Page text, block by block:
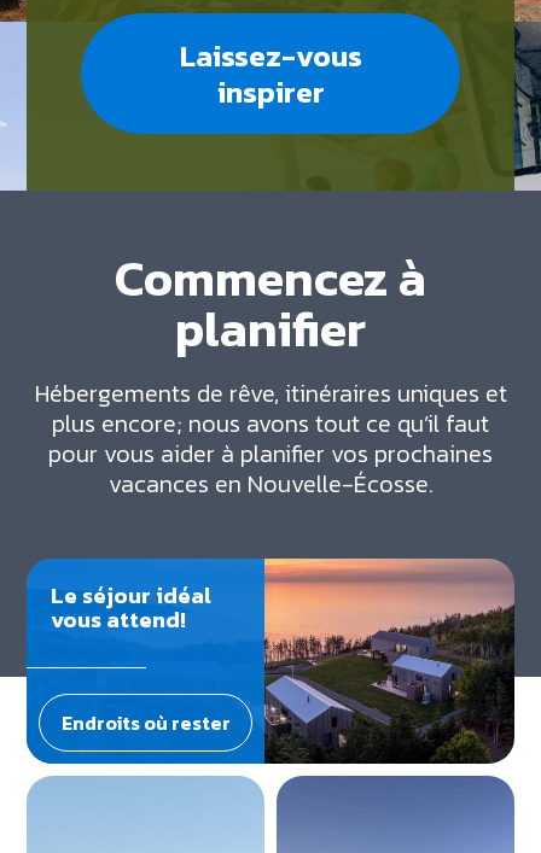
Laissez-vous
inspirer
Commencez à
planifier
Hébergements de rêve, itinéraires uniques et
plus encore; nous avons tout ce qu’il faut
pour vous aider à planifier vos prochaines
vacances en Nouvelle-Écosse.
Le séjour idéal
vous attend!
Endroits où rester